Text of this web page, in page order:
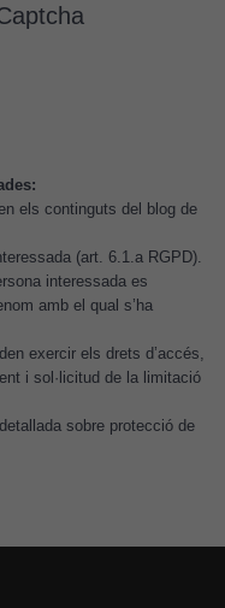
els continguts del blog de
(art. 6.1.a RGPD).
interessada es
amb el qual s’ha
exercir els drets d’accés,
i sol·licitud de la limitació
sobre protecció de
el
web
Google
la